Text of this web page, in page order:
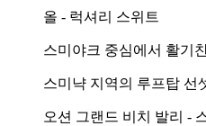
올 - 럭셔리 스위트
스미야크 중심에서 활기
스미냑 지역의 루프탑 선
오션 그랜드 비치 발리 -